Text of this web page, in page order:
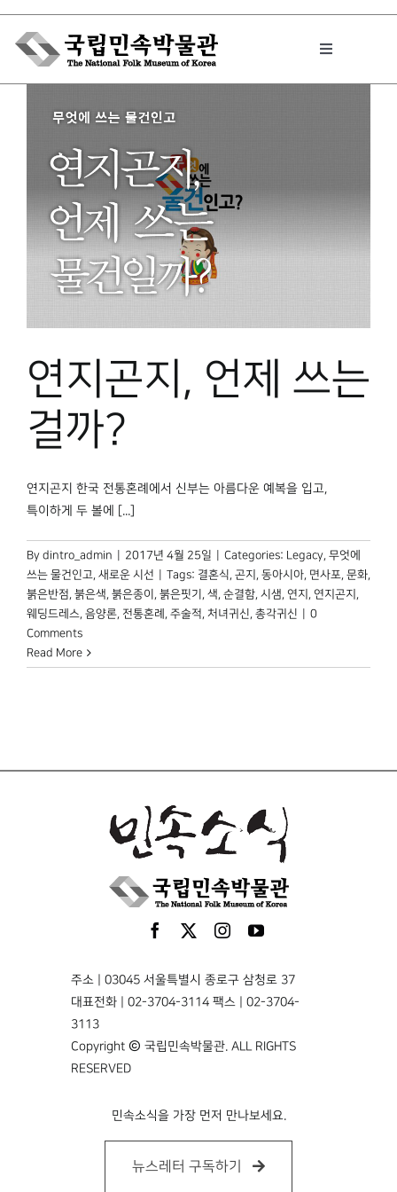
Skip
content
Toggle
박물관에서는
민속이야기
민속 인사이드
박물관 홈페이지
연지곤지, 언제 쓰는
걸까?
연지곤지 한국 전통혼례에서 신부는 아름다운 예복을 입고,
특이하게 두 볼에 [...]
By dintro_admin 2017년 4월 25일 Categories: Legacy, 무엇에
쓰는 물건인고, 새로운 시선 Tags: 결혼식, 곤지 , 동아시아, 면사포, 문화,
붉은반점, 붉은색, 붉은종이 , 붉은핏기 , 색, 순결함, 시샘, 연지 , 연지곤지 ,
웨딩드레스, 음양론, 전통혼례 , 주술적, 처녀귀신, 총각귀신
0
Comments
Read More
주소 | 03045 서울특별시 종로구 삼청로 37
대표전화 | 02-3704-3114 팩스 | 02-3704-
3113
Copyright © 국립민속박물관. ALL RIGHTS
RESERVED
민속소식을 가장 먼저 만나보세요.
뉴스레터 구독하기